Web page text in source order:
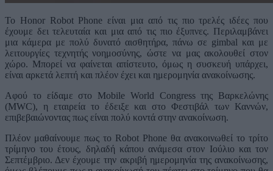
Το Honor Robot Phone είναι μια από τις πιο τρελές ιδέες που
έχουμε δει τελευταία και μια από τις πιο έξυπνες. Περιλαμβάνει
μια κάμερα με πολύ δυνατό αισθητήρα, πάνω σε gimbal και με
λειτουργίες τεχνητής νοημοσύνης, ώστε να μας ακολουθεί στον
χώρο. Μπορεί να φαίνεται απίστευτο, όμως η συσκευή υπάρχει,
είναι αρκετά λεπτή και πλέον έχει και ημερομηνία ανακοίνωσης.
Αφού το είδαμε στο Mobile World Congress της Βαρκελώνης
(MWC), η εταιρεία το έδειξε και στο Φεστιβάλ των Καννών,
επιβεβαιώνοντας πως είναι πολύ κοντά στην ανακοίνωση.
Πλέον μαθαίνουμε πως το Robot Phone θα ανακοινωθεί το τρίτο
τρίμηνο του έτους, δηλαδή κάπου ανάμεσα στον Ιούλιο και τον
Σεπτέμβριο. Δεν έχουμε την ακριβή ημερομηνία της ανακοίνωσης,